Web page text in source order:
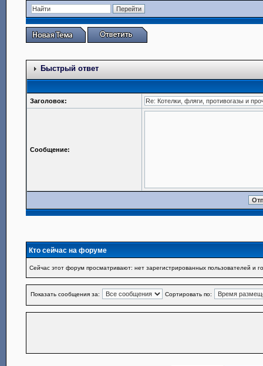
Быстрый ответ
Заголовок:
Сообщение:
Кто сейчас на форуме
Сейчас этот форум просматривают: нет зарегистрированных пользователей и
Показать сообщения за: Сортировать по: